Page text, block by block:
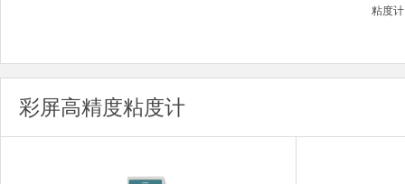
粘度计
彩屏高精度粘度计